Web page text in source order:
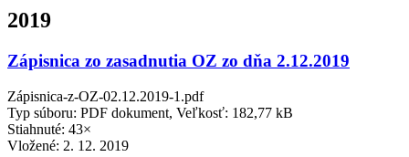
2019
Zápisnica zo zasadnutia OZ zo dňa 2.12.2019
Zápisnica-z-OZ-02.12.2019-1.pdf
Typ súboru: PDF dokument, Veľkosť: 182,77 kB
Stiahnuté: 43×
Vložené: 2. 12. 2019